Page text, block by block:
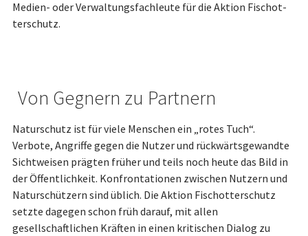
Medien- oder Verwaltungsfachleute für die Aktion Fisch­ot­
terschutz.
Von Gegnern zu Partnern
Naturschutz ist für viele Menschen ein „rotes Tuch“.
Verbote, Angriffe gegen die Nutzer und rückwärtsgewandte
Sichtweisen prägten früher und teils noch heute das Bild in
der Öffentlichkeit. Konfrontationen zwischen Nutzern und
Natur­schützern sind üblich. Die Aktion Fisch­ot­terschutz
setzte dagegen schon früh darauf, mit allen
gesellschaftlichen Kräften in einen kritischen Dialog zu